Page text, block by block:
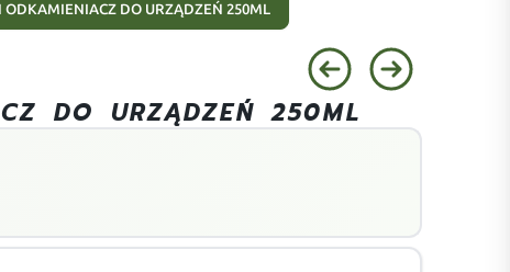
ODKAMIENIACZ DO URZĄDZEŃ 250ML
DO URZĄDZEŃ 250ML